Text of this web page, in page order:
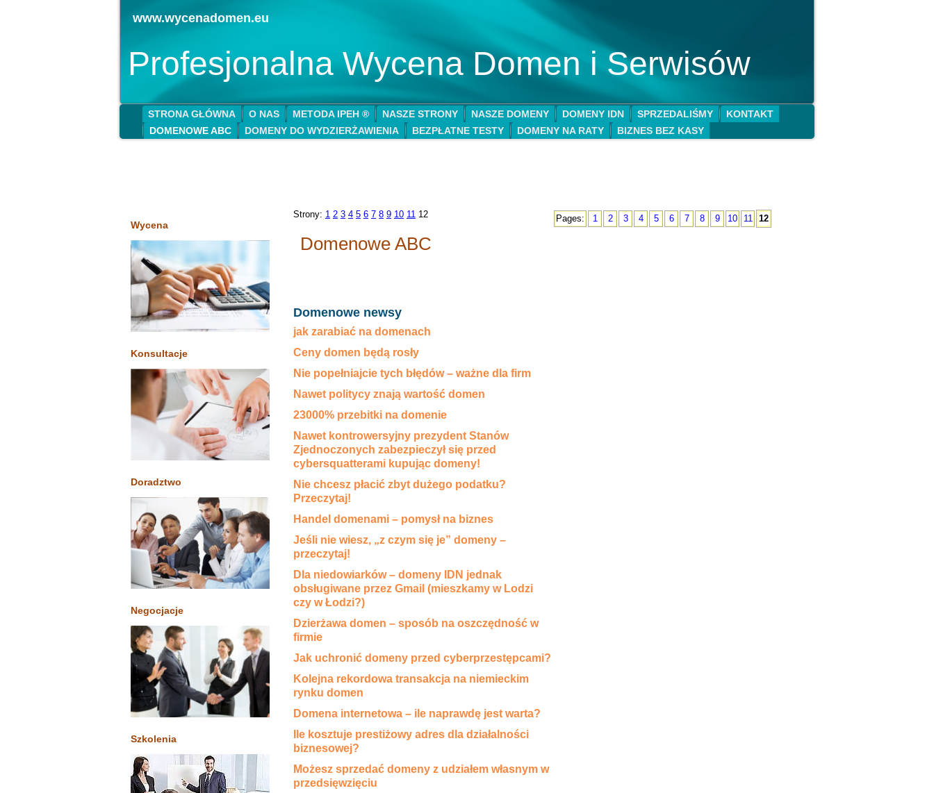
Profesjonalna Wycena Domen i Serwisów
www.wycenadomen.eu
STRONA GŁÓWNA O NAS METODA IPEH ® NASZE STRONY NASZE DOMENY DOMENY IDN SPRZEDALIŚMY
KONTAKT
DOMENOWE ABC
DOMENY DO WYDZIERŻAWIENIA BEZPŁATNE TESTY DOMENY NA RATY BIZNES BEZ KASY
Wycena
Konsultacje
Doradztwo
Negocjacje
Szkolenia
Strony: 1 2 3 4 5 6 7 8 9 10 11 12
Domenowe ABC
Domenowe newsy
jak zarabiać na domenach
Ceny domen będą rosły
Nie popełniajcie tych błędów – ważne dla firm
Nawet politycy znają wartość domen
23000% przebitki na domenie
Nawet kontrowersyjny prezydent Stanów
Zjednoczonych zabezpieczył się przed
cybersquatterami kupując domeny!
Nie chcesz płacić zbyt dużego podatku?
Przeczytaj!
Handel domenami – pomysł na biznes
Jeśli nie wiesz, „z czym się je” domeny –
przeczytaj!
Dla niedowiarków – domeny IDN jednak
obsługiwane przez Gmail (mieszkamy w Lodzi
czy w Łodzi?)
Dzierżawa domen – sposób na oszczędność w
firmie
Jak uchronić domeny przed cyberprzestępcami?
Kolejna rekordowa transakcja na niemieckim
rynku domen
Domena internetowa – ile naprawdę jest warta?
Ile kosztuje prestiżowy adres dla działalności
biznesowej?
Możesz sprzedać domeny z udziałem własnym w
przedsięwzięciu
Pages: 1 2 3 4 5 6 7 8 9 10 11 12